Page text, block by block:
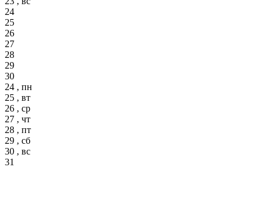
24
25
26
27
28
29
30
24 , пн
25 , вт
26 , ср
27 , чт
28 , пт
29 , сб
30 , вс
31